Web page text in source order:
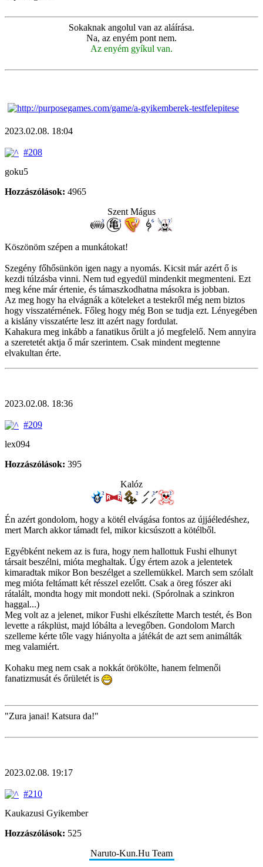
Sokaknak angolul van az aláírása.
Na, az enyém pont nem.
Az enyém gyíkul van.
2023.02.08. 18:04
#208
goku5
Hozzászólások: 4965
Szent Mágus
Köszönöm szépen a munkátokat!
Szegény főhősünkön igen nagy a nyomás. Kicsit már azért ő is
kezdi túlzásba vinni. Nem tud egyedül mindenkit megmenteni. Ezt
meg kéne már értenie, és támaszkodhatna másokra is jobban.
Az meg hogy ha elvágnák a köteleket a testekről még nem biztos
hogy visszatérnének. Főleg hogy még Bon se tudja ezt. Lényegében
a kislány visszatérte lesz itt azért nagy fordulat.
Kahakura meg inkább a fanatikus őrült a jó megfelelő. Nem annyira
a szeretetét aktja ő már szerintem. Csak mindent megtenne
elvakultan érte.
2023.02.08. 18:36
#209
lex094
Hozzászólások: 395
Kalóz
Én azért gondolom, hogy a kötél elvágása fontos az újjáéledéshez,
mert March akkor támadt fel, mikor kicsúszott a kötélből.
Egyébként nekem az is fura, hogy nem hallottuk Fushi elhunyt
társait beszélni, mióta meghaltak. Úgy értem azok a jelentetek
kimaradtak mikor Bon beszélget a szellemükkel. March sem szólalt
meg mióta feltámatt két résszel ezelőtt. Csak a öreg fószer aki
rátalált, mondta hogy mit mondott neki. (Spórolnak a szinkron
haggal...)
Meg volt az a jelenet, mikor Fushi elkészítette March testét, és Bon
levette a rákplüst, majd lóbálta a levegőben. Gondolom March
szelleme kérte tőle vagy hiányolta a játékát de azt sem animálták
meg valamiért.
Kohaku meg nem csak a nokkát örökölte, hanem felmenői
fanatizmusát és őrületét is
"Zura janai! Katsura da!"
2023.02.08. 19:17
#210
Kaukazusi Gyikember
Hozzászólások: 525
Naruto-Kun.Hu Team